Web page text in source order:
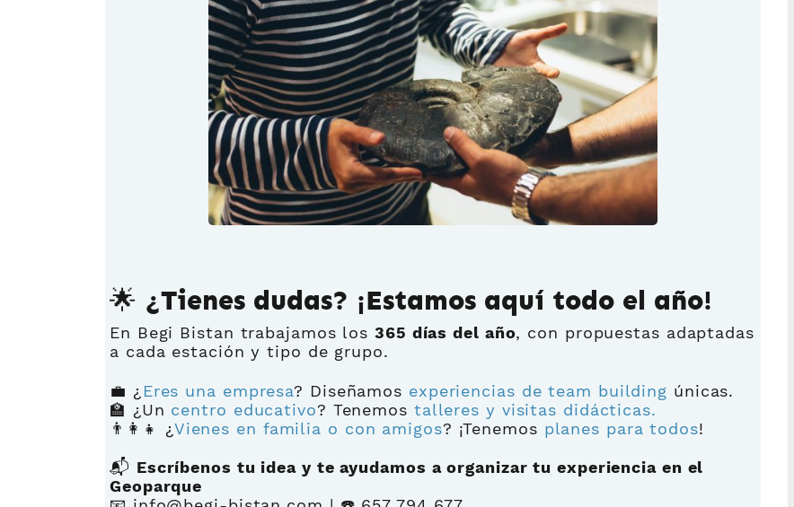
🌟 ¿Tienes dudas? ¡Estamos aquí todo el año!
En Begi Bistan trabajamos los 365 días del año, con propuestas adaptadas
a cada estación y tipo de grupo.
💼 ¿ Eres una empresa? Diseñamos experiencias de team building únicas.
🏫 ¿Un centro educativo? Tenemos talleres y visitas didácticas.
👨‍👩‍👧 ¿Vienes en familia o con amigos? ¡Tenemos planes para todos!
📬 Escríbenos tu idea y te ayudamos a organizar tu experiencia en el
Geoparque